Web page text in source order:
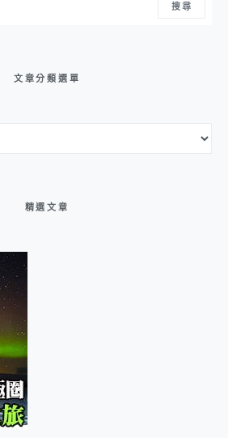
搜尋
文章分類選單
精選文章